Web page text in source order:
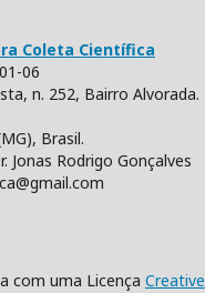
Coleta Científica
06
n. 252, Bairro Alvorada.
Brasil.
Jonas Rodrigo Gonçalves
com uma Licença